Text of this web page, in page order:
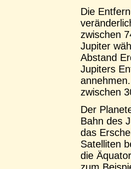
Die
zwischen
Jupiter
Abstand
Jupiters
zwischen
Der
Bahn des
das
Satelliten
die